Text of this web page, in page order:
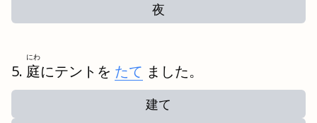
夜
庭
にわ
にテントを たて ました。
建て